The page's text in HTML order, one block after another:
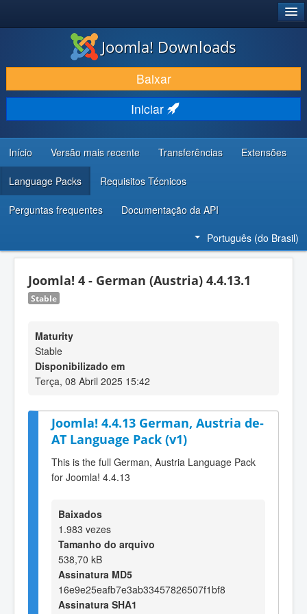
BAIXAR E APRIMORAR
DESCUBRA & APRENDA
COMUNIDADE & SUPORTE
RECURSOS PARA DESENVOLVEDORES
Joomla! Downloads
Baixar
Iniciar
Início Versão mais recente Transferências Extensões
Language Packs Requisitos Técnicos
Perguntas frequentes Documentação da API
Português (do Brasil)
Joomla! 4 - German (Austria) 4.4.13.1
Stable
Maturity
Stable
Disponibilizado em
Terça, 08 Abril 2025 15:42
Joomla! 4.4.13 German, Austria de-
AT Language Pack (v1)
This is the full German, Austria Language Pack
for Joomla! 4.4.13
Baixados
1.983 vezes
Tamanho do arquivo
538,70 kB
Assinatura MD5
16e9e25eafb7e3ab33457826507f1bf8
Assinatura SHA1